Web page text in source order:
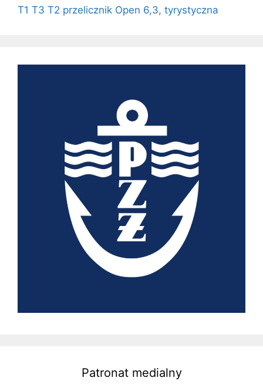
T1 T3 T2 przelicznik Open 6,3, tyrystyczna
Patronat medialny